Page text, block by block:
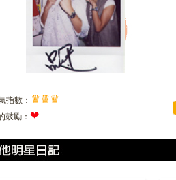
指數： ♛♛♛
鼓勵： ❤